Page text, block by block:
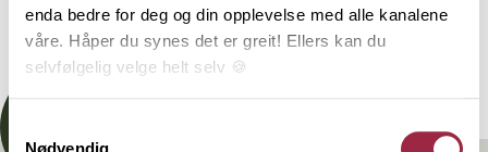
enda bedre for deg og din opplevelse med alle kanalene
våre. Håper du synes det er greit! Ellers kan du
selvfølgelig velge helt selv 🍪
Nødvendig
Dokumentasjon